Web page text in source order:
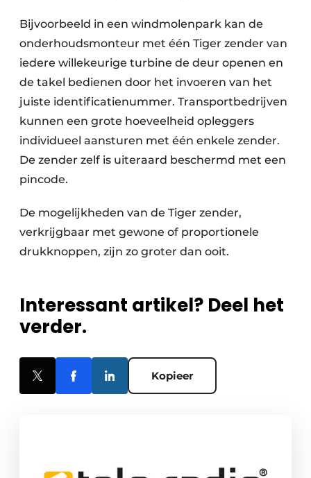
Bijvoorbeeld in een windmolenpark kan de
onderhoudsmonteur met één Tiger zender van
iedere willekeurige turbine de deur openen en
de takel bedienen door het invoeren van het
juiste identificatienummer. Transportbedrijven
kunnen een grote hoeveelheid opleggers
individueel aansturen met één enkele zender.
De zender zelf is uiteraard beschermd met een
pincode.
De mogelijkheden van de Tiger zender,
verkrijgbaar met gewone of proportionele
drukknoppen, zijn zo groter dan ooit.
Interessant artikel? Deel het
verder.
Kopieer